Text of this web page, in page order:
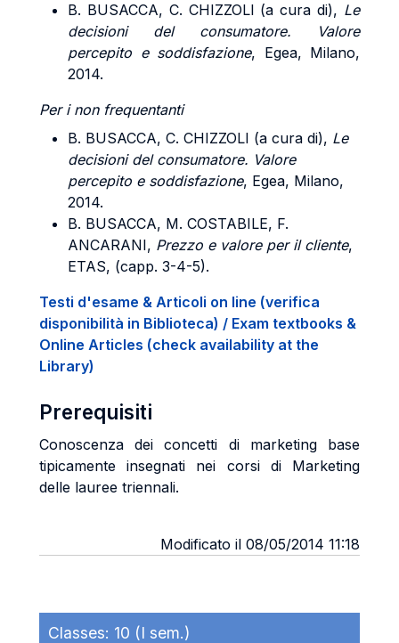
B. BUSACCA, C. CHIZZOLI (a cura di), Le
decisioni del consumatore. Valore
percepito e soddisfazione, Egea, Milano,
2014.
Per i non frequentanti
B. BUSACCA, C. CHIZZOLI (a cura di), Le
decisioni del consumatore. Valore
percepito e soddisfazione, Egea, Milano,
2014.
B. BUSACCA, M. COSTABILE, F.
ANCARANI, Prezzo e valore per il cliente,
ETAS, (capp. 3-4-5).
Testi d'esame & Articoli on line (verifica
disponibilità in Biblioteca) / Exam textbooks &
Online Articles (check availability at the
Library)
Prerequisiti
Conoscenza dei concetti di marketing base
tipicamente insegnati nei corsi di Marketing
delle lauree triennali.
Modificato il 08/05/2014 11:18
Classes: 10 (I sem.)